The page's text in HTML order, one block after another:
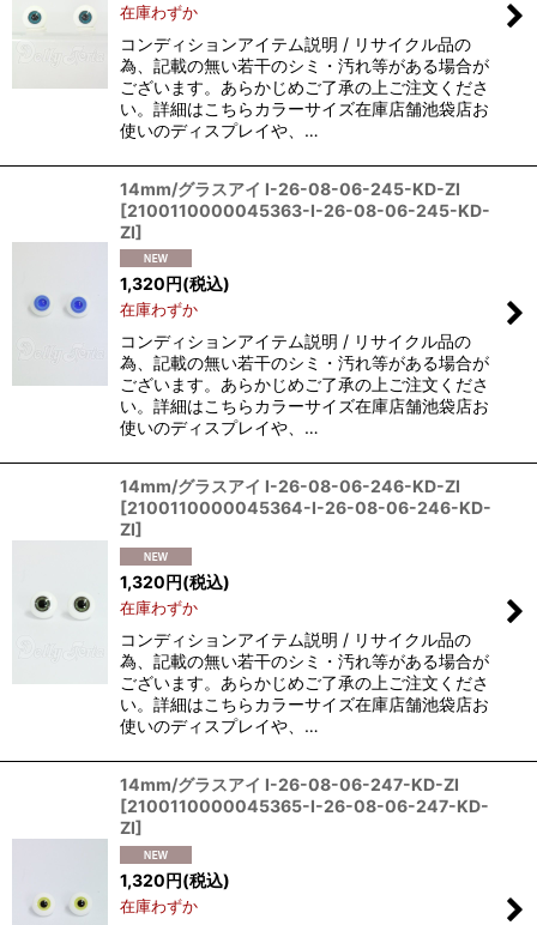
在庫わずか
コンディションアイテム説明 / リサイクル品の
為、記載の無い若干のシミ・汚れ等がある場合が
ございます。あらかじめご了承の上ご注文くださ
い。詳細はこちらカラーサイズ在庫店舗池袋店お
使いのディスプレイや、…
14mm/グラスアイ I-26-08-06-245-KD-ZI
[2100110000045363-I-26-08-06-245-KD-
ZI]
1,320円(税込)
在庫わずか
コンディションアイテム説明 / リサイクル品の
為、記載の無い若干のシミ・汚れ等がある場合が
ございます。あらかじめご了承の上ご注文くださ
い。詳細はこちらカラーサイズ在庫店舗池袋店お
使いのディスプレイや、…
14mm/グラスアイ I-26-08-06-246-KD-ZI
[2100110000045364-I-26-08-06-246-KD-
ZI]
1,320円(税込)
在庫わずか
コンディションアイテム説明 / リサイクル品の
為、記載の無い若干のシミ・汚れ等がある場合が
ございます。あらかじめご了承の上ご注文くださ
い。詳細はこちらカラーサイズ在庫店舗池袋店お
使いのディスプレイや、…
14mm/グラスアイ I-26-08-06-247-KD-ZI
[2100110000045365-I-26-08-06-247-KD-
ZI]
1,320円(税込)
在庫わずか